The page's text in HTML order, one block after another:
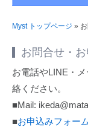
Myst トップページ »
お問合せ・
お電話やLINE・
絡ください。
■Mail:
■お申込みフォーム